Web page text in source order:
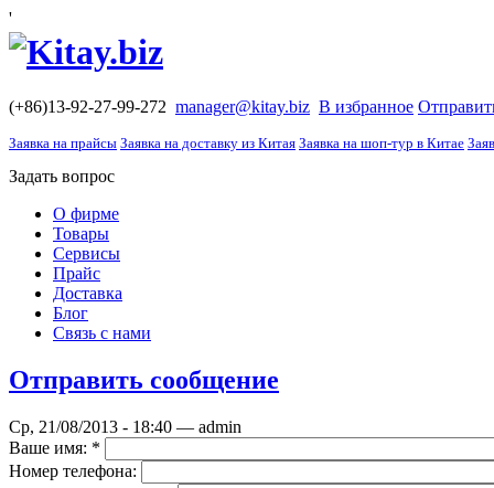
'
(+86)13-92-27-99-272 manager@kitay.biz В избранное
Заявка на прайсы Заявка на доставку из Китая Заявка на шоп-тур в Китае
Задать вопрос
О фирме
Товары
Сервисы
Прайс
Доставка
Блог
Связь с нами
Отправить сообщение
Ср, 21/08/2013 - 18:40 — admin
Ваше имя: *
Номер телефона: